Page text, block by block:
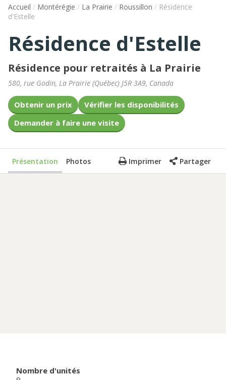
Accueil / Montérégie / La Prairie / Roussillon / Résidence
d'Estelle
Résidence d'Estelle
Résidence pour retraités à La Prairie
580, rue Godin, La Prairie (Québec) J5R 3A9, Canada
Obtenir un prix
Vérifier les disponibilités
Demander à faire une visite
Présentation Photos Imprimer Partager
Nombre d'unités